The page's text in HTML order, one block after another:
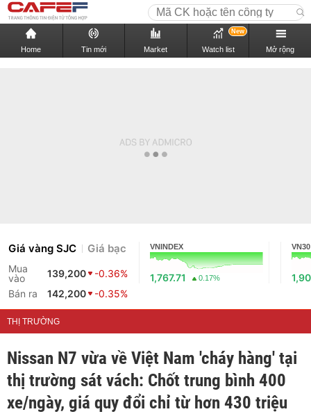
Home Tin mới Market Watch list
New
Mở rộng
Giá vàng SJC Giá bạc
Mua
vào
139,200
-0.36%
Bán ra
142,200 -0.35%
VNINDEX
1,767.71 0.17%
VN30
THỊ TRƯỜNG
Nissan N7 vừa về Việt Nam 'cháy hàng' tại
thị trường sát vách: Chốt trung bình 400
xe/ngày, giá quy đổi chỉ từ hơn 430 triệu